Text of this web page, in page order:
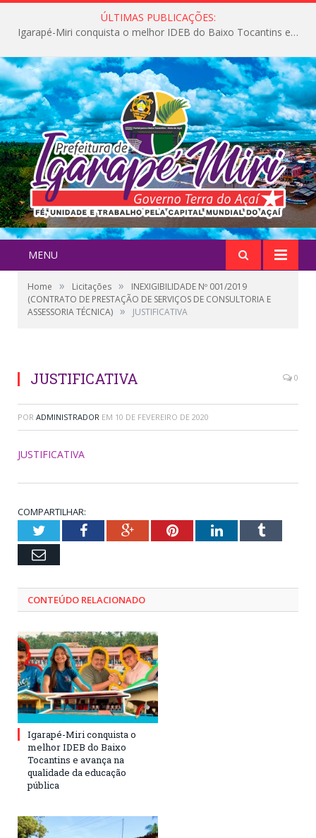
ÚLTIMAS PUBLICAÇÕES:
Igarapé-Miri conquista o melhor IDEB do Baixo Tocantins e avança na qualidade da educação pública
MENU
Home » Licitações »
INEXIGIBILIDADE Nº 001/2019
(CONTRATO DE PRESTAÇÃO DE SERVIÇOS DE CONSULTORIA E
ASSESSORIA TÉCNICA) » JUSTIFICATIVA
JUSTIFICATIVA 0
POR ADMINISTRADOR EM 10 DE FEVEREIRO DE 2020
JUSTIFICATIVA
COMPARTILHAR:
TwitterFacebookGoogle+PinterestLinkedInTumblr
Email
CONTEÚDO RELACIONADO
Igarapé-Miri conquista o
melhor IDEB do Baixo
Tocantins e avança na
qualidade da educação
pública